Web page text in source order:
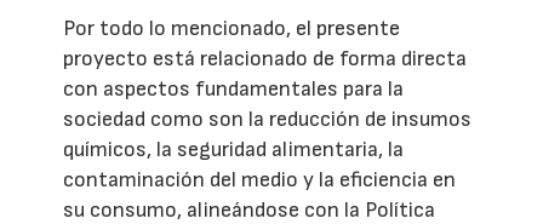
Por todo lo mencionado, el presente
proyecto está relacionado de forma directa
con aspectos fundamentales para la
sociedad como son la reducción de insumos
químicos, la seguridad alimentaria, la
contaminación del medio y la eficiencia en
su consumo, alineándose con la Política